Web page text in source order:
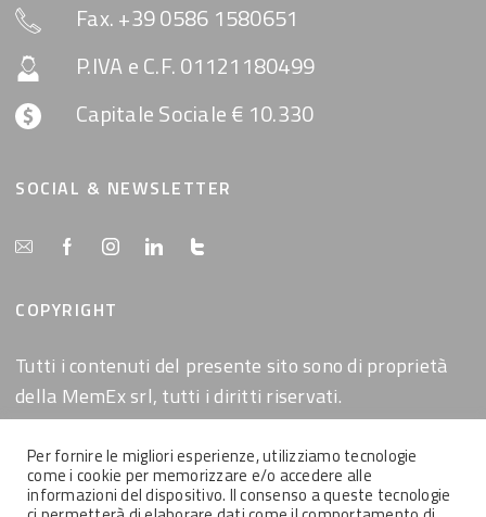
Fax. +39 0586 1580651
P.IVA e C.F. 01121180499
Capitale Sociale € 10.330
SOCIAL & NEWSLETTER
COPYRIGHT
Tutti i contenuti del presente sito sono di proprietà
della MemEx srl, tutti i diritti riservati.
Per fornire le migliori esperienze, utilizziamo tecnologie
come i cookie per memorizzare e/o accedere alle
informazioni del dispositivo. Il consenso a queste tecnologie